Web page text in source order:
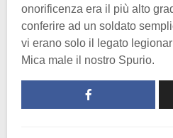
onorificenza era il più alto
conferire ad un soldato
vi erano solo il legato
Mica male il nostro Spurio.